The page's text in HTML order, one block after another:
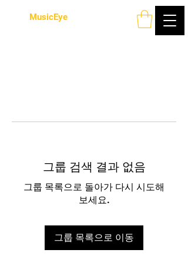
MusicEye
그룹 검색 결과 없음
그룹 목록으로 돌아가 다시 시도해
보세요.
그룹 목록으로 이동